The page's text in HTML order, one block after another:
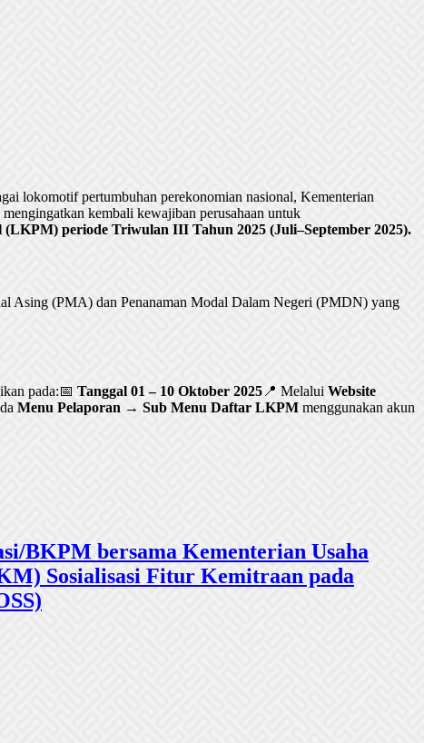
lokomotif pertumbuhan perekonomian nasional, Kementerian
kembali kewajiban perusahaan untuk
periode Triwulan III Tahun 2025 (Juli–September 2025).
Asing (PMA) dan Penanaman Modal Dalam Negeri (PMDN) yang
pada:📅 Tanggal 01 – 10 Oktober 2025 📍 Melalui Website
Menu Pelaporan → Sub Menu Daftar LKPM menggunakan akun
BKPM bersama Kementerian Usaha
Sosialisasi Fitur Kemitraan pada